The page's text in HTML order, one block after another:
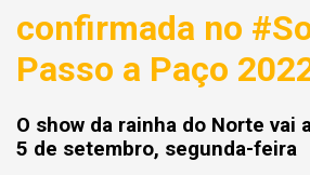
confirmada no
Passo a Paço
O show da rainha do Norte vai
5 de setembro, segunda-feira